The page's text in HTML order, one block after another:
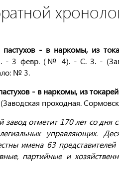
- в наркомы, из
- 3 февр. (№ 4). - С. 3. -
№ 3.
- в наркомы, из
проходная.
отметит 170 лет со дня
управляющих.
имена 63
партийные и